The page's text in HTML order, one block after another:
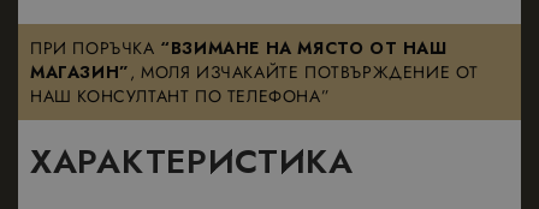
ПРИ ПОРЪЧКА “ВЗИМАНЕ НА МЯСТО ОТ НАШ
МАГАЗИН”, МОЛЯ ИЗЧАКАЙТЕ ПОТВЪРЖДЕНИЕ ОТ
НАШ КОНСУЛТАНТ ПО ТЕЛЕФОНА”
ХАРАКТЕРИСТИКА